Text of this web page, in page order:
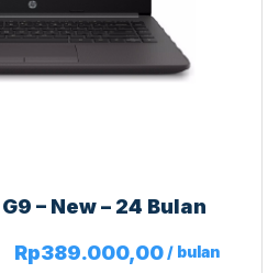
– New – 24 Bulan
Rp389.000,00 / bulan